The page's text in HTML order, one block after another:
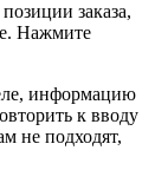
заказа,
Нажмите
информацию
к вводу
не подходят,